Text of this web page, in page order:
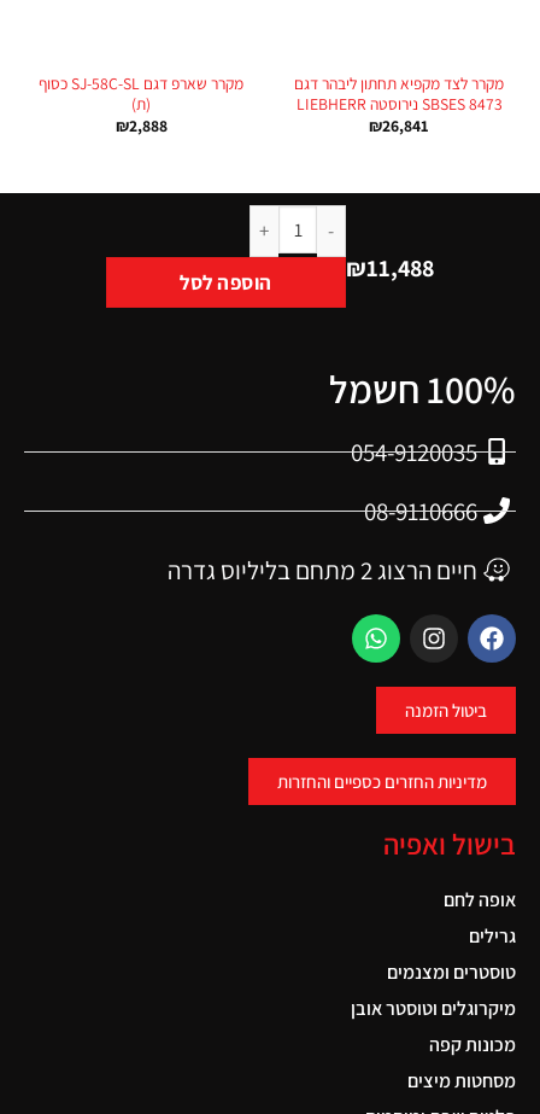
מקרר לצד מקפיא תחתון ליבהר דגם
SBSES 8473 נירוסטה LIEBHERR
₪26,841
מקרר שארפ דגם SJ-58C-SL כסוף
(ת)
₪2,888
₪11,488 הוספה לסל
100% חשמל
054-9120035
08-9110666
חיים הרצוג 2 מתחם בליליוס גדרה
ביטול הזמנה
מדיניות החזרים כספיים והחזרות
בישול ואפיה
אופה לחם
גרילים
טוסטרים ומצנמים
מיקרוגלים וטוסטר אובן
מכונות קפה
מסחטות מיצים